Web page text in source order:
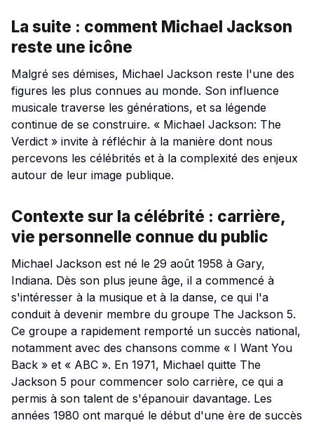
La suite : comment Michael Jackson
reste une icône
Malgré ses démises, Michael Jackson reste l'une des
figures les plus connues au monde. Son influence
musicale traverse les générations, et sa légende
continue de se construire. « Michael Jackson: The
Verdict » invite à réfléchir à la manière dont nous
percevons les célébrités et à la complexité des enjeux
autour de leur image publique.
Contexte sur la célébrité : carrière,
vie personnelle connue du public
Michael Jackson est né le 29 août 1958 à Gary,
Indiana. Dès son plus jeune âge, il a commencé à
s'intéresser à la musique et à la danse, ce qui l'a
conduit à devenir membre du groupe The Jackson 5.
Ce groupe a rapidement remporté un succès national,
notamment avec des chansons comme « I Want You
Back » et « ABC ». En 1971, Michael quitte The
Jackson 5 pour commencer solo carrière, ce qui a
permis à son talent de s'épanouir davantage. Les
années 1980 ont marqué le début d'une ère de succès